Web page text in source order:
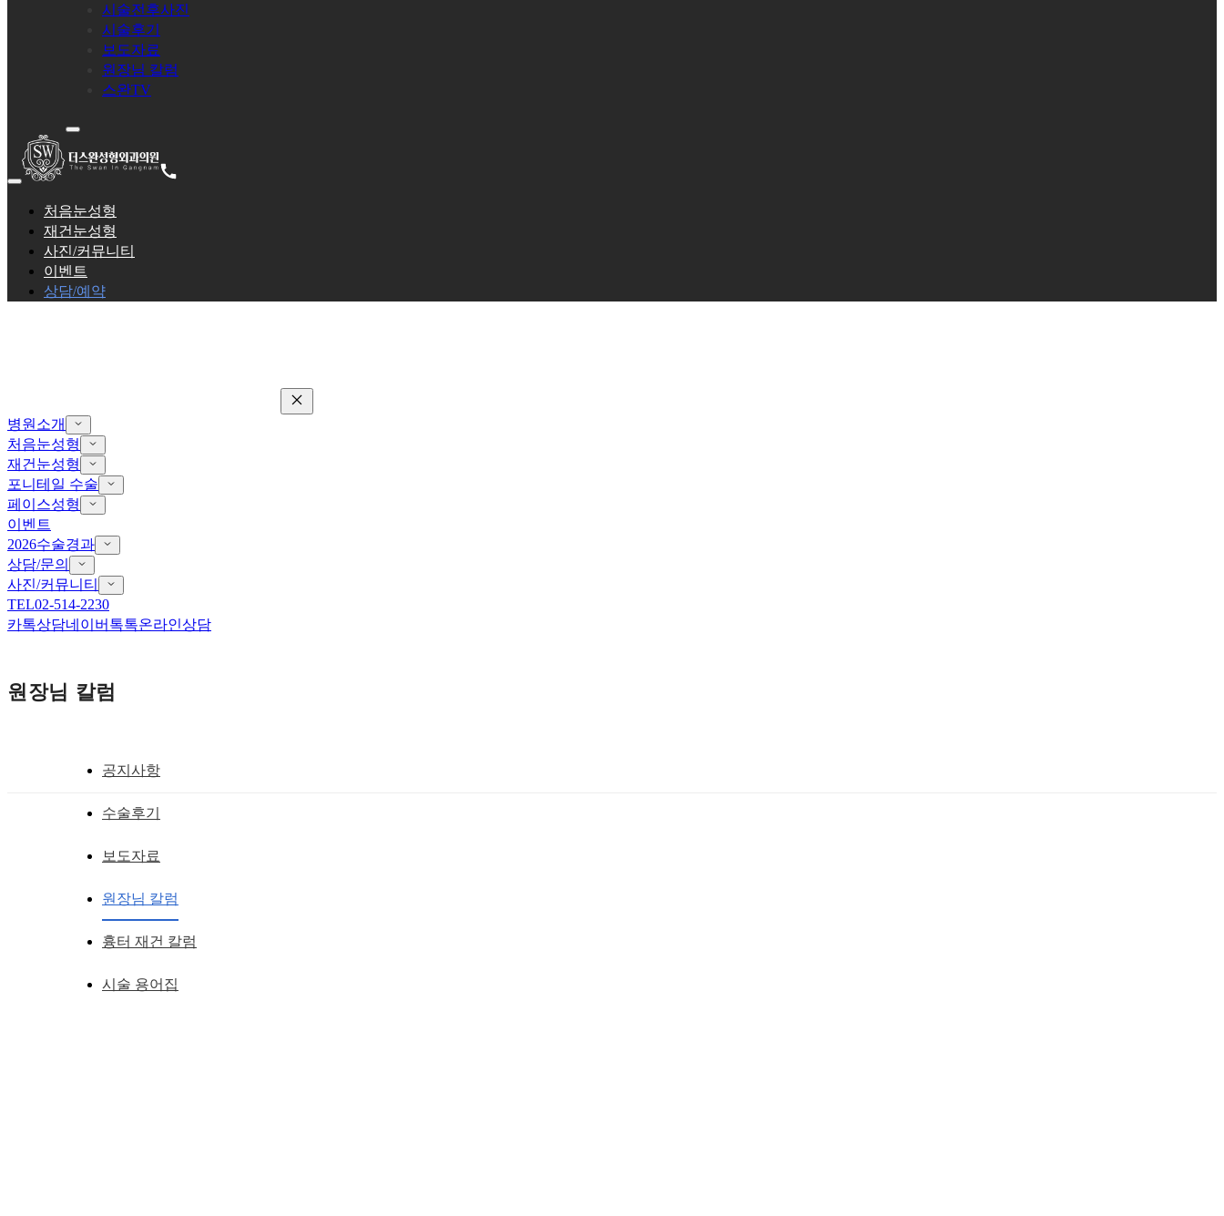
시술전후사진
시술후기
보도자료
원장님 칼럼
스완TV
처음눈성형
재건눈성형
사진/커뮤니티
이벤트
상담/예약
병원소개
처음눈성형
재건눈성형
포니테일 수술
페이스성형
이벤트
2026수술경과
상담/문의
사진/커뮤니티
TEL02-514-2230
카톡상담네이버톡톡온라인상담
원장님 칼럼
공지사항
수술후기
보도자료
원장님 칼럼
흉터 재건 칼럼
시술 용어집
뒤트임 눈뒤꼬리 붕뜨고 붉은 흉터 발생하는 이유는? 뒤트임복원 실패하지 않는 방법!
작성일 2020.01.16